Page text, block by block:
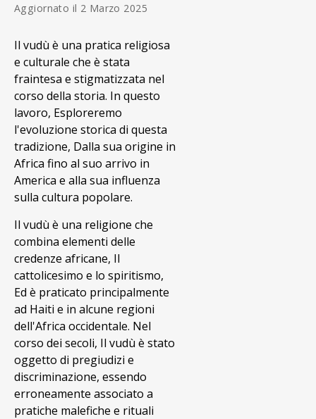
Aggiornato il 2 Marzo 2025
Il vudù è una pratica religiosa
e culturale che è stata
fraintesa e stigmatizzata nel
corso della storia. In questo
lavoro, Esploreremo
l'evoluzione storica di questa
tradizione, Dalla sua origine in
Africa fino al suo arrivo in
America e alla sua influenza
sulla cultura popolare.
Il vudù è una religione che
combina elementi delle
credenze africane, Il
cattolicesimo e lo spiritismo,
Ed è praticato principalmente
ad Haiti e in alcune regioni
dell'Africa occidentale. Nel
corso dei secoli, Il vudù è stato
oggetto di pregiudizi e
discriminazione, essendo
erroneamente associato a
pratiche malefiche e rituali